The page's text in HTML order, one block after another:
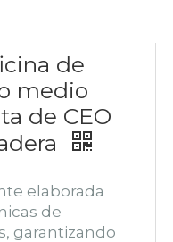
de
medio
de CEO
elaborada
de
garantizando